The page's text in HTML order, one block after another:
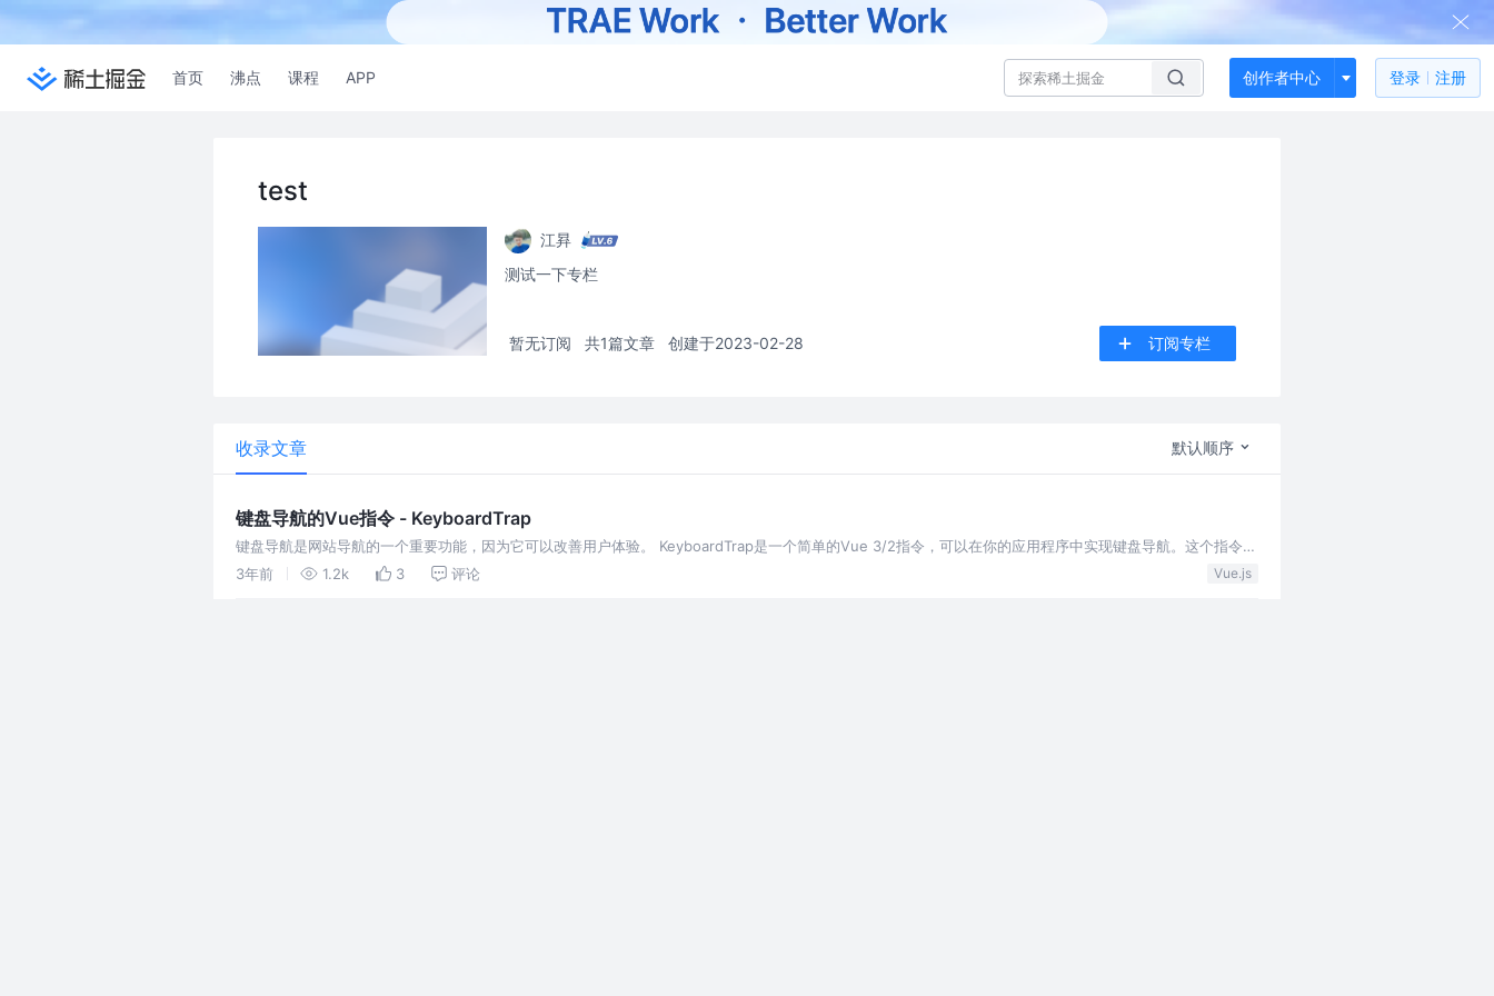
首页 沸点 课程 APP 创作者中心 登录 注册
test
江昪
测试一下专栏
暂无订阅 共1篇文章 创建于2023-02-28 订阅专栏
收录文章 默认顺序
键盘导航的Vue指令 - KeyboardTrap
键盘导航是网站导航的一个重要功能，因为它可以改善用户体验。 KeyboardTrap是一个简单的Vue 3/2指令，可以在你的应用程序中实现键盘导航。这个指令最
好的部分是它可以防止用户将焦点从容器或组
3年前 1.2k 3 评论 Vue.js